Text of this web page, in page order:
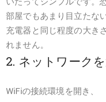
部屋でもあまり目立たな
充電器と同じ程度の大き
れません。
2. ネットワーク
WiFiの接続環境を開き、